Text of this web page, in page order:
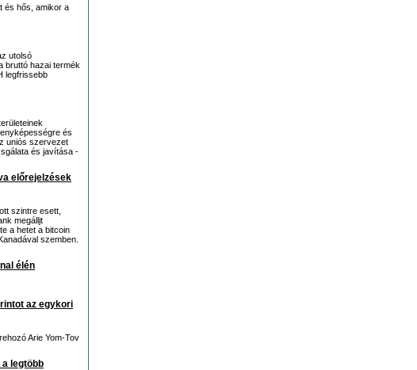
és hős, amikor a
utolsó
bruttó hazai termék
legfrissebb
és
uniós szervezet
és javítása -
előrejelzések
szintre esett,
megálljt
a hetet a bitcoin
szemben.
élén
az egykori
Arie Yom-Tov
legtöbb